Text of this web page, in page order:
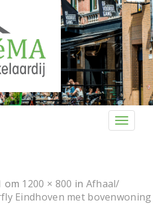
T
n
om 1200 × 800 in Afhaal/
Eindhoven met bovenwoning